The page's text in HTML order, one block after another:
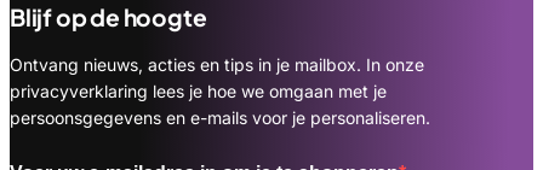
Blijf op de hoogte
Ontvang nieuws, acties en tips in je mailbox. In onze
privacyverklaring lees je hoe we omgaan met je
persoonsgegevens en e-mails voor je personaliseren.